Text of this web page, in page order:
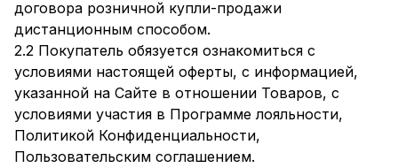
договора розничной купли-продажи
дистанционным способом.
2.2 Покупатель обязуется ознакомиться с
условиями настоящей оферты, с информацией,
указанной на Сайте в отношении Товаров, с
условиями участия в Программе лояльности,
Политикой Конфиденциальности,
Пользовательским соглашением.